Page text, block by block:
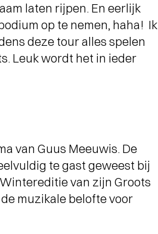
laten rijpen. En eerlijk
op te nemen, haha! Ik
deze tour alles spelen
Leuk wordt het in ieder
van Guus Meeuwis. De
te gast geweest bij
van zijn Groots
muzikale belofte voor